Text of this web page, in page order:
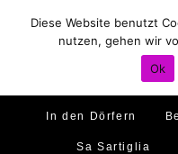
Hirtenland
Golfo di Orosei
Murales
In den Dörfern
Sa Sartiglia
Diese Website benutzt
nutzen, gehen wir
Ok